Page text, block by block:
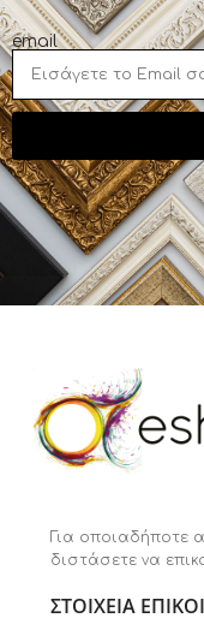
email
Για οποιαδήποτε
διστάσετε να
ΣΤΟΙΧΕΙΑ